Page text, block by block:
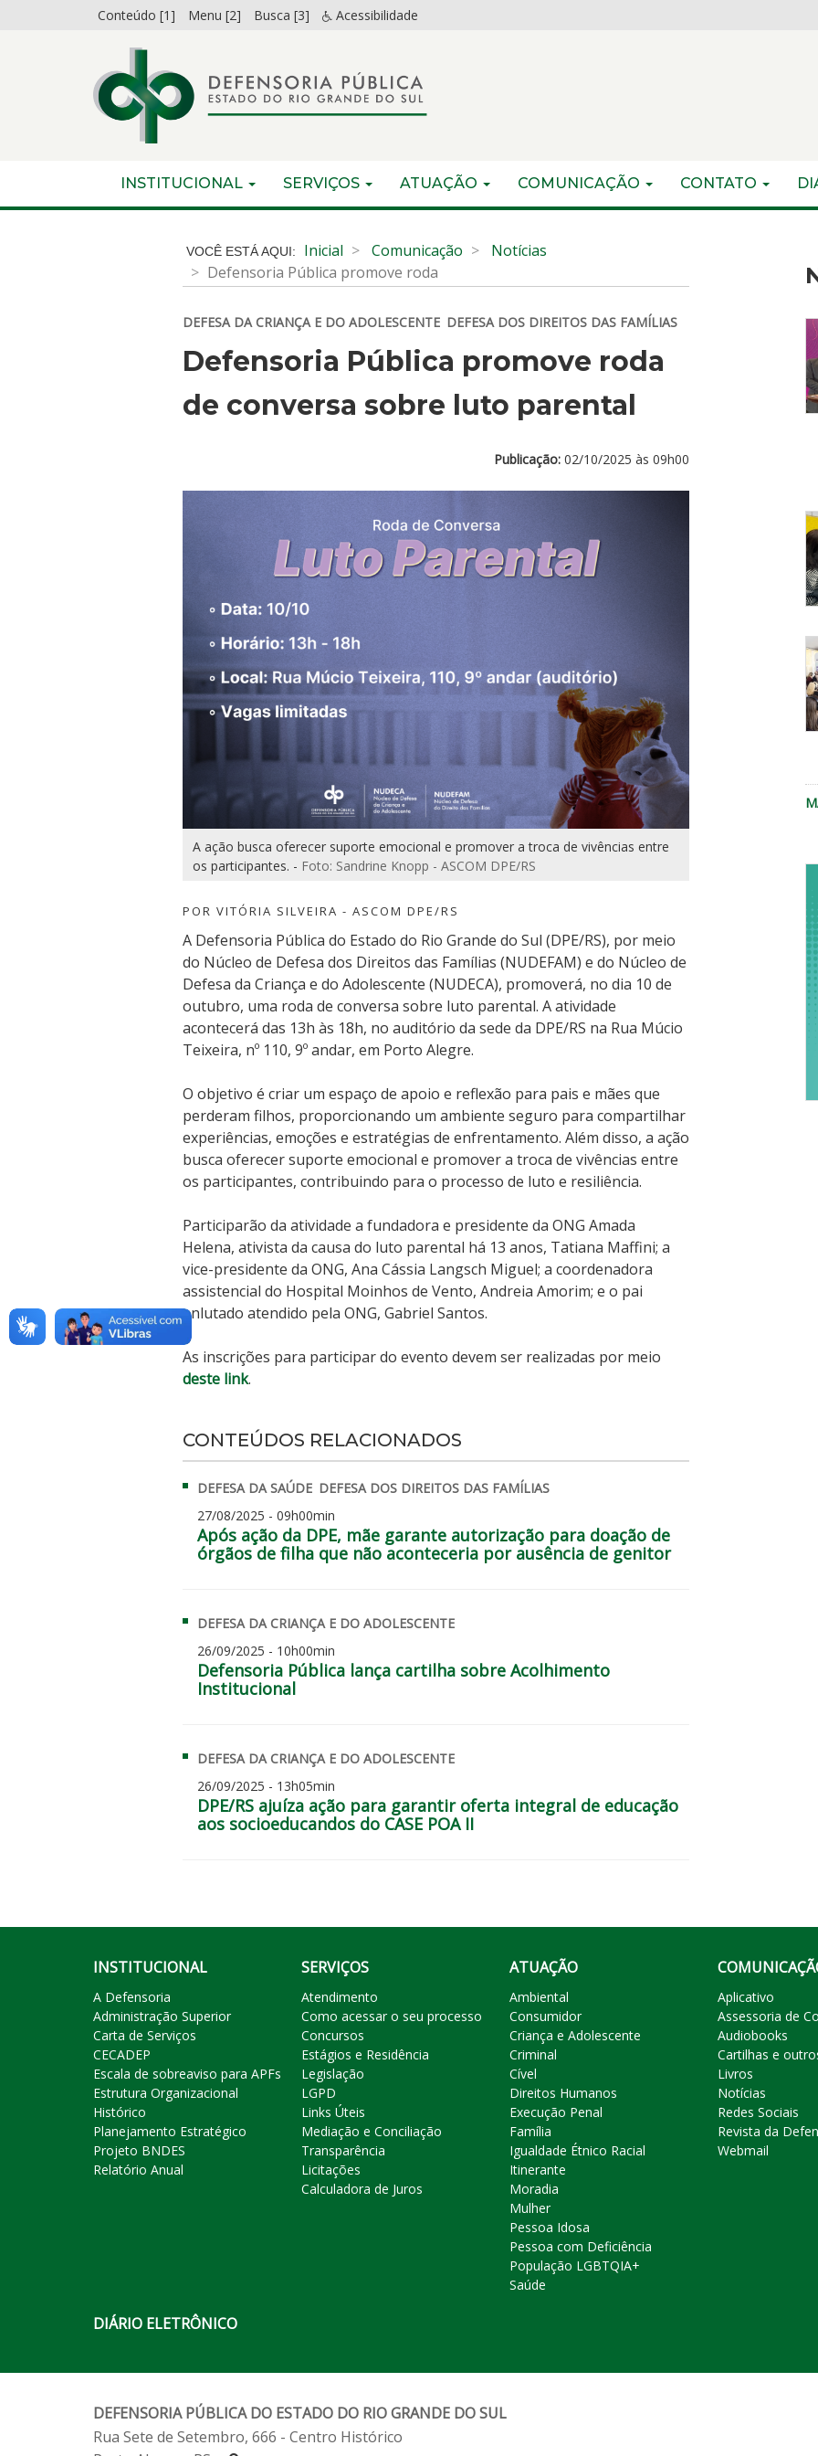
para
Conteúdo [1] Menu [2] Busca [3] Acessibilidade
do
menu
INICIAL
INSTITUCIONAL SERVIÇOS ATUAÇÃO COMUNICAÇÃO CONTATO
Inicial Comunicação
Notícias
Defensoria Pública promove roda
DEFESA DA CRIANÇA E DO ADOLESCENTE DEFESA DOS DIREITOS DAS FAMÍLIAS
Defensoria Pública promove roda
de conversa sobre luto parental
Publicação: 02/10/2025 às 09h00
A ação busca oferecer suporte emocional e promover a troca de vivências entre
os participantes. - Foto: Sandrine Knopp - ASCOM DPE/RS
POR VITÓRIA SILVEIRA - ASCOM DPE/RS
A Defensoria Pública do Estado do Rio Grande do Sul (DPE/RS), por meio
do Núcleo de Defesa dos Direitos das Famílias (NUDEFAM) e do Núcleo de
Defesa da Criança e do Adolescente (NUDECA), promoverá, no dia 10 de
outubro, uma roda de conversa sobre luto parental. A atividade
acontecerá das 13h às 18h, no auditório da sede da DPE/RS na Rua Múcio
Teixeira, nº 110, 9º andar, em Porto Alegre.
O objetivo é criar um espaço de apoio e reflexão para pais e mães que
perderam filhos, proporcionando um ambiente seguro para compartilhar
experiências, emoções e estratégias de enfrentamento. Além disso, a ação
busca oferecer suporte emocional e promover a troca de vivências entre
os participantes, contribuindo para o processo de luto e resiliência.
Participarão da atividade a fundadora e presidente da ONG Amada
Helena, ativista da causa do luto parental há 13 anos, Tatiana Maffini; a
vice-presidente da ONG, Ana Cássia Langsch Miguel; a coordenadora
assistencial do Hospital Moinhos de Vento, Andreia Amorim; e o pai
enlutado atendido pela ONG, Gabriel Santos.
As inscrições para participar do evento devem ser realizadas por meio
deste link.
CONTEÚDOS RELACIONADOS
DEFESA DA SAÚDE DEFESA DOS DIREITOS DAS FAMÍLIAS
27/08/2025 - 09h00min
Após ação da DPE, mãe garante autorização para doação de
órgãos de filha que não aconteceria por ausência de genitor
DEFESA DA CRIANÇA E DO ADOLESCENTE
26/09/2025 - 10h00min
Defensoria Pública lança cartilha sobre Acolhimento
Institucional
DEFESA DA CRIANÇA E DO ADOLESCENTE
26/09/2025 - 13h05min
DPE/RS ajuíza ação para garantir oferta integral de educação
aos socioeducandos do CASE POA II
INSTITUCIONAL
A Defensoria
Administração Superior
Carta de Serviços
CECADEP
Escala de sobreaviso para APFs
Estrutura Organizacional
Histórico
Planejamento Estratégico
Projeto BNDES
Relatório Anual
SERVIÇOS
Atendimento
Como acessar o seu processo
Concursos
Estágios e Residência
Legislação
LGPD
Links Úteis
Mediação e Conciliação
Transparência
Licitações
Calculadora de Juros
ATUAÇÃO
Ambiental
Consumidor
Criança e Adolescente
Criminal
Cível
Direitos Humanos
Execução Penal
Família
Igualdade Étnico Racial
Itinerante
Moradia
Mulher
Pessoa Idosa
Pessoa com Deficiência
População LGBTQIA+
Saúde
Aplicativo
Assessoria de
Audiobooks
Cartilhas e
Livros
Notícias
Redes Sociais
Revista da
Webmail
DIÁRIO ELETRÔNICO
DEFENSORIA PÚBLICA DO ESTADO DO RIO GRANDE DO SUL
Rua Sete de Setembro, 666 - Centro Histórico